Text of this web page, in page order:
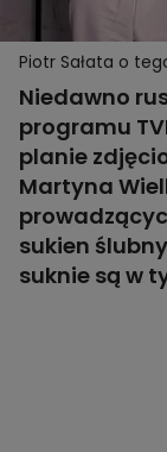
Piotr Sałata o
sukien ślubnych
Niedawno
programu
planie
Martyna
sukien
suknie są w